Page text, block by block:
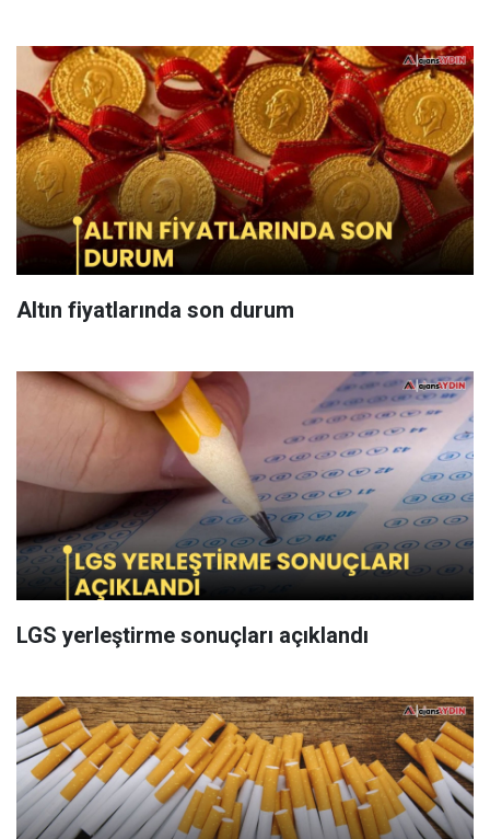
Altın fiyatlarında son durum
LGS yerleştirme sonuçları açıklandı